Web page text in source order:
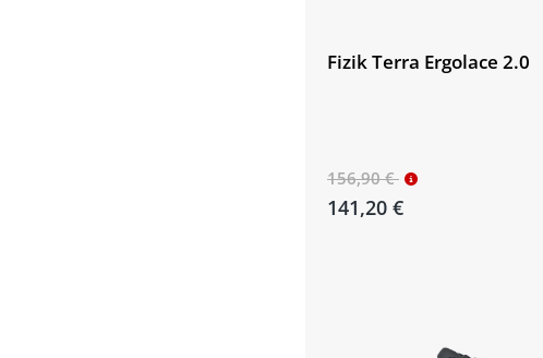
Fizik Terra Ergolace 2.0
156,90 €
141,20 €